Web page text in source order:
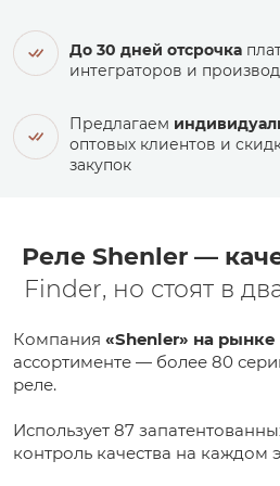
До 30 дней отсрочка
интеграторов и
Предлагаем
оптовых клиентов и
закупок
Реле Shenler —
Finder, но стоят в
Компания «Shenler» на рынке
ассортименте — более 80
реле.
Использует 87
контроль качества на каждом